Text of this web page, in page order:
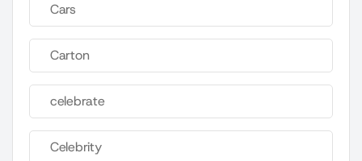
Cars
Carton
celebrate
Celebrity